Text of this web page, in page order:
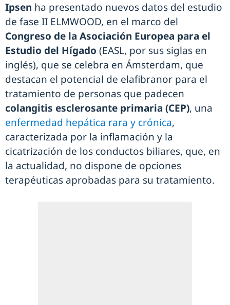
Ipsen ha presentado nuevos datos del estudio
de fase II ELMWOOD, en el marco del
Congreso de la Asociación Europea para el
Estudio del Hígado (EASL, por sus siglas en
inglés), que se celebra en Ámsterdam, que
destacan el potencial de elafibranor para el
tratamiento de personas que padecen
colangitis esclerosante primaria (CEP), una
enfermedad hepática rara y crónica,
caracterizada por la inflamación y la
cicatrización de los conductos biliares, que, en
la actualidad, no dispone de opciones
terapéuticas aprobadas para su tratamiento.